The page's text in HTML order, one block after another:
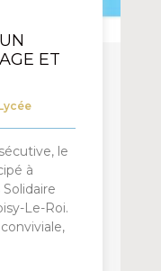
ET
le
à
Solidaire
Le-Roi.